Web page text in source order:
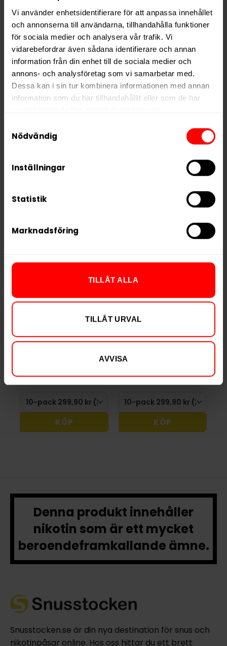
Vi använder enhetsidentifierare för att anpassa innehållet
och annonserna till användarna, tillhandahålla funktioner
för sociala medier och analysera vår trafik. Vi
vidarebefordrar även sådana identifierare och annan
information från din enhet till de sociala medier och
annons- och analysföretag som vi samarbetar med.
Dessa kan i sin tur kombinera informationen med annan
information som du har tillhandahållit eller som de har
We work with
who may receive and
Nödvändig
Inställningar
Statistik
Marknadsföring
TILLÅT ALLA
TILLÅT URVAL
AVVISA
Format
Slim
Nikotin per gram
15,0 mg/g
Nikotin per portion
10,5 mg
Nikotin per dosa
210 mg
Vikt per dosa
14 g
Vikt per portion
Tillverkare
Après Lemon Curd
Extra Strong
29,99 kr /dosa
KÖP
Après Blueberry
Hypèr Strong
29,99 kr /dosa
KÖP
Denna produkt innehåller
nikotin som är ett mycket
beroendeframkallande ämne.
Snusstocken.se är din nya destination för snus och
nikotinpåsar online. Hos oss hittar du ett brett